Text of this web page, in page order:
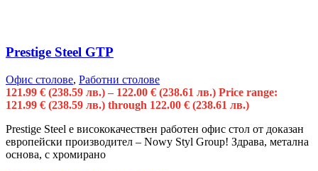
Prestige Steel GTP
Офис столове, Работни столове
121.99 € (238.59 лв.) – 122.00 € (238.61 лв.) Price range:
121.99 € (238.59 лв.) through 122.00 € (238.61 лв.)
Prestige Steel е висококачествен работен офис стол от доказан
европейски производител – Nowy Styl Group! Здрава, метална
основа, с хромирано